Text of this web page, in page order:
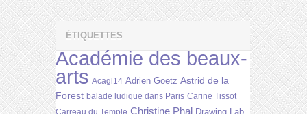
ÉTIQUETTES
Académie des beaux-
arts Acagl14 Adrien Goetz Astrid de la
Forest balade ludique dans Paris Carine Tissot
Carreau du Temple Christine Phal Drawing Lab